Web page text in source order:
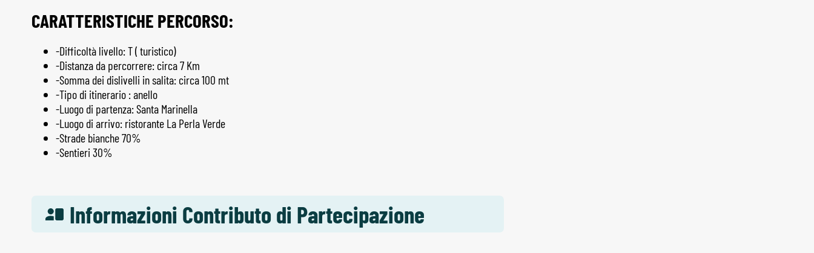
CARATTERISTICHE PERCORSO:
-Difficoltà livello: T ( turistico)
-Distanza da percorrere: circa 7 Km
-Somma dei dislivelli in salita: circa 100 mt
-Tipo di itinerario : anello
-Luogo di partenza: Santa Marinella
-Luogo di arrivo: ristorante La Perla Verde
-Strade bianche 70%
-Sentieri 30%
Informazioni Contributo di Partecipazione